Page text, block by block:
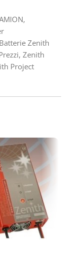
,
Batterie Zenith
, Zenith
Project